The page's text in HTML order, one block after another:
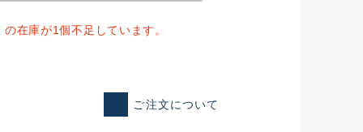
在庫が1個不足しています。
ご注文について